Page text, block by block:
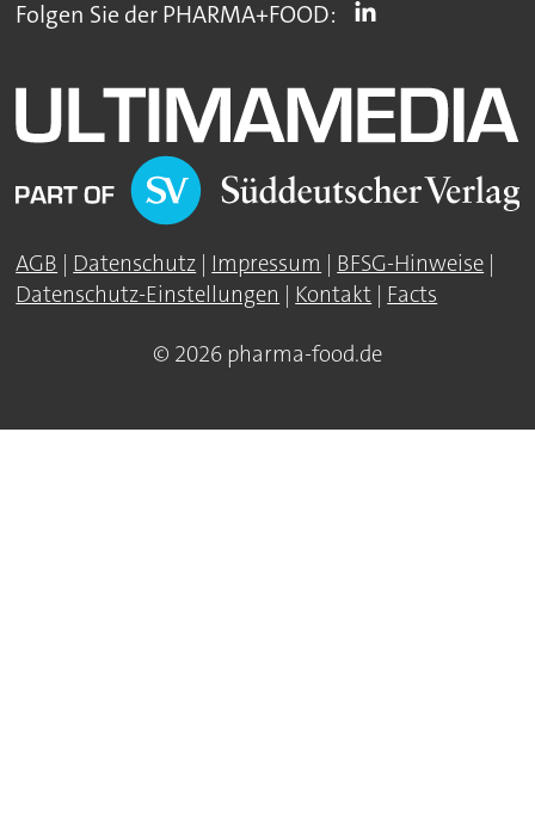
Folgen Sie der PHARMA+FOOD:
AGB | Datenschutz | Impressum | BFSG-Hinweise |
Datenschutz-Einstellungen | Kontakt | Facts
© 2026 pharma-food.de